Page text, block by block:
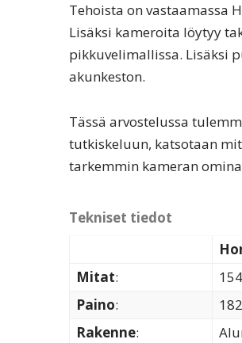
Tehoista on vastaamassa
Lisäksi kameroita löytyy
pikkuvelimallissa. Lisäksi
akunkeston.
Tässä arvostelussa
tutkiskeluun, katsotaan
tarkemmin kameran
Tekniset tiedot
Mitat:
Paino:
Rakenne: